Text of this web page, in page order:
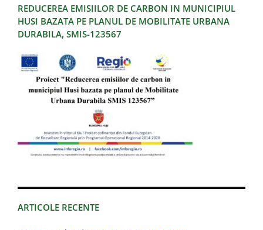
REDUCEREA EMISIILOR DE CARBON IN MUNICIPIUL
HUSI BAZATA PE PLANUL DE MOBILITATE URBANA
DURABILA, SMIS-123567
ARTICOLE RECENTE